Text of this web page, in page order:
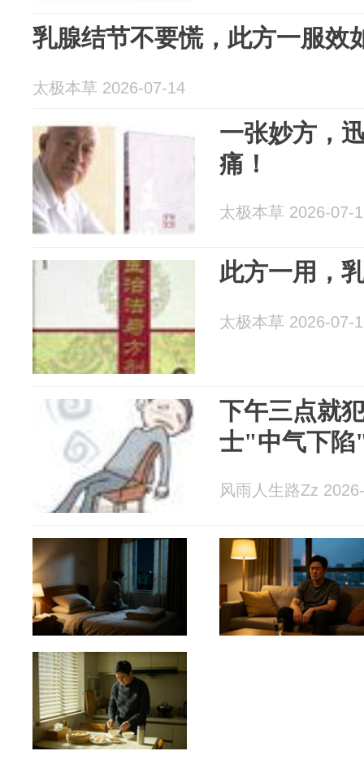
乳腺结节不要慌，此方一服效
太极本草 2026-07-14
一张妙方，
痛！
太极本草 2026-07-
此方一用，
太极本草 2026-07-
下午三点就
士"中气下陷
风雨人生路Zz